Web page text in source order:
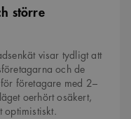
större
visar tydligt att
och de
företagare med 2–
oerhört osäkert,
optimistiskt.